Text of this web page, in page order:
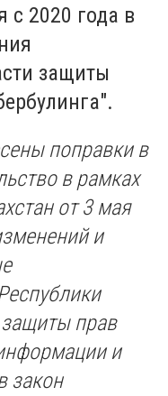
с 2020 года в
защиты
поправки в
в рамках
от 3 мая
и
прав
и
закон